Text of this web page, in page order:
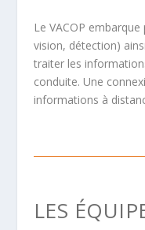
Le VACOP
vision, détection)
traiter les
conduite. Une
informations à
LES